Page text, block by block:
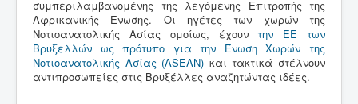
συμπεριλαμβανομένης της λεγόμενης Επιτροπής της
Αφρικανικής Ένωσης. Οι ηγέτες των χωρών της
Νοτιοανατολικής Ασίας ομοίως, έχουντην ΕΕ των
Βρυξελλών ως πρότυπο για την Ένωση Χωρών της
Νοτιοανατολικής Ασίας (ASEAN) και τακτικά στέλνουν
αντιπροσωπείες στις Βρυξέλλες αναζητώντας ιδέες.